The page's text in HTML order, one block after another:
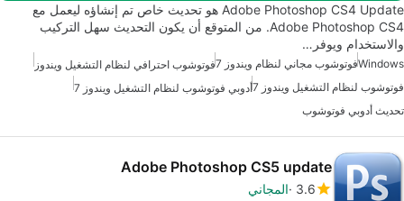
Adobe Photoshop CS4 Update هو تحديث خاص تم إنشاؤه ليعمل مع
Adobe Photoshop CS4. من المتوقع أن يكون التحديث سهل التركيب
والاستخدام ويوفر…
Windowsفوتوشوب مجاني لنظام ويندوز 7
فوتوشوب احترافي لنظام التشغيل ويندوز
فوتوشوب لنظام التشغيل ويندوز 7
أدوبي فوتوشوب لنظام التشغيل ويندوز 7
تحديث أدوبي فوتوشوب
Adobe Photoshop CS5 update
3.6 المجاني